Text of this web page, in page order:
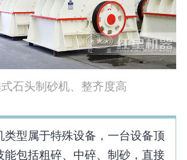
石头制砂机、整齐度高
类型属于特殊设备，一台设备顶
能包括粗碎、中碎、制砂，直接